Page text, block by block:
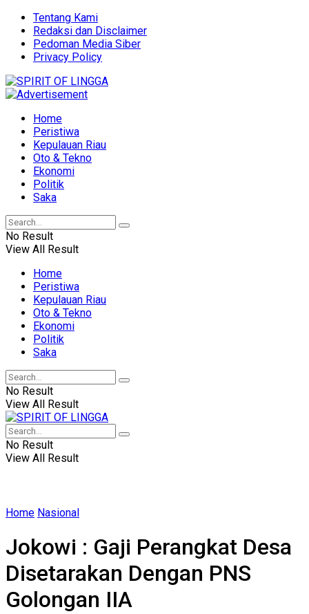
Tentang Kami
Redaksi dan Disclaimer
Pedoman Media Siber
Privacy Policy
Home
Peristiwa
Kepulauan Riau
Oto & Tekno
Ekonomi
Politik
Saka
No Result
View All Result
Home
Peristiwa
Kepulauan Riau
Oto & Tekno
Ekonomi
Politik
Saka
No Result
View All Result
No Result
View All Result
Home Nasional
Jokowi : Gaji Perangkat Desa
Disetarakan Dengan PNS
Golongan IIA